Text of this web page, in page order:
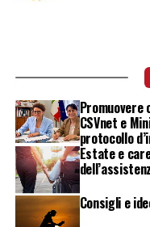
CSVnet e
protocollo
Estate e
Consigli e